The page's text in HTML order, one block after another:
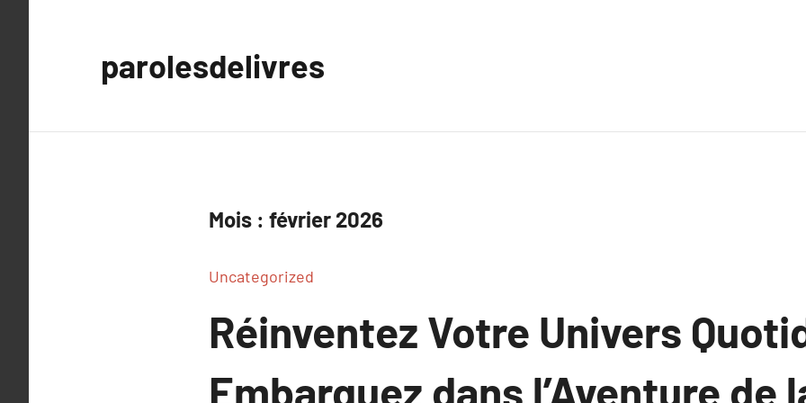
parolesdelivres
Mois : février 2026
Uncategorized
Réinventez Votre Univers
Embarquez dans l’Aventure de